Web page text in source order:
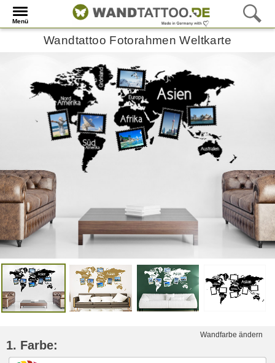
Menü
Wandtattoo Fotorahmen Weltkarte
Wandfarbe ändern
1. Farbe: